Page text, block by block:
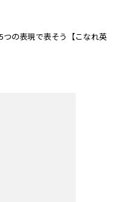
つの表現で表そう【こなれ英